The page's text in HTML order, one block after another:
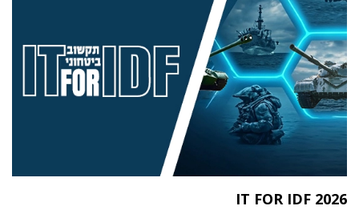
IT FOR IDF 2026